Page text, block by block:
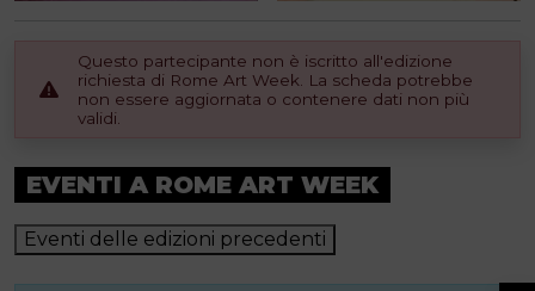
Questo partecipante non è iscritto all'edizione
richiesta di Rome Art Week. La scheda potrebbe
non essere aggiornata o contenere dati non più
validi.
EVENTI A ROME ART WEEK
Eventi delle edizioni precedenti